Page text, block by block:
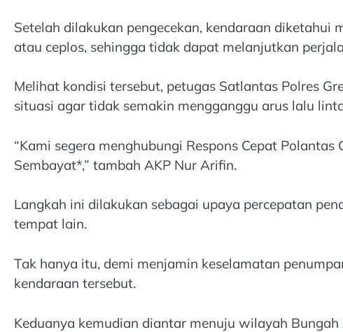
Setelah dilakukan pengecekan, kendaraan diketahui
atau ceplos, sehingga tidak dapat melanjutkan
Melihat kondisi tersebut, petugas Satlantas Polres
situasi agar tidak semakin mengganggu arus lalu
“Kami segera menghubungi Respons Cepat
Sembayat*,” tambah AKP Nur Arifin.
Langkah ini dilakukan sebagai upaya percepatan
tempat lain.
Tak hanya itu, demi menjamin keselamatan
kendaraan tersebut.
Keduanya kemudian diantar menuju wilayah